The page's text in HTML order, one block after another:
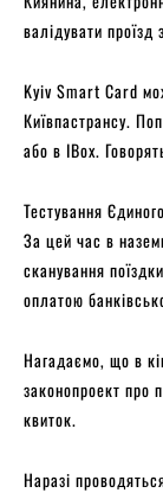
валідувати
Kyiv Smart Card
Київпастрансу.
або в IBox.
Тестування
За цей час в
сканування
оплатою
Нагадаємо, що в
законопроект про
квиток.
Наразі